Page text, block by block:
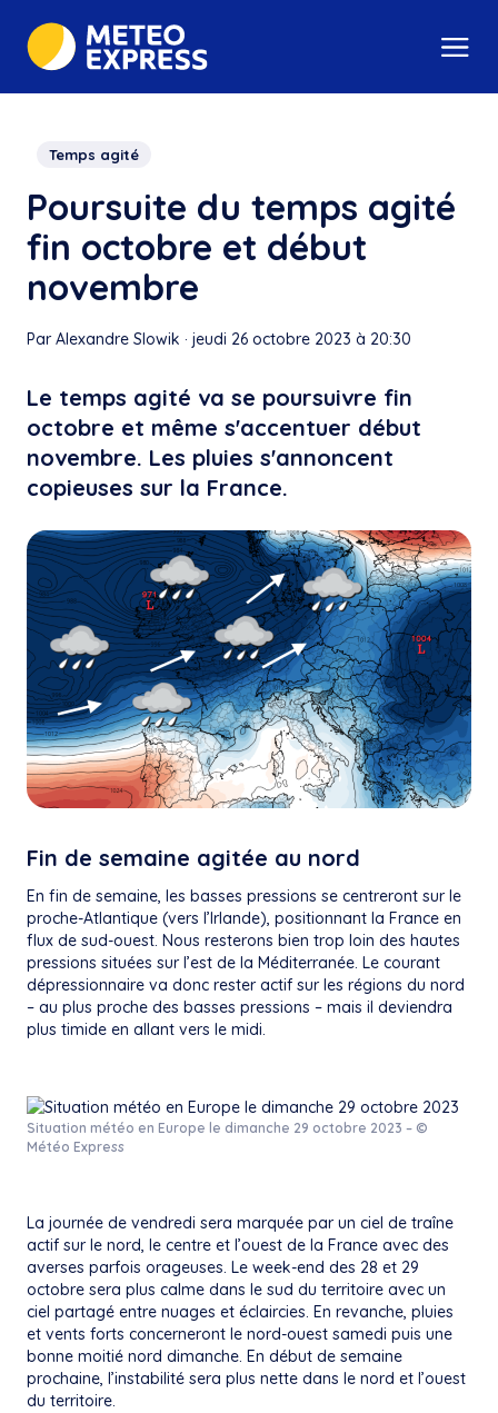
Temps agité
Poursuite du temps agité
fin octobre et début
novembre
Par Alexandre Slowik · jeudi 26 octobre 2023 à 20:30
Le temps agité va se poursuivre fin
octobre et même s'accentuer début
novembre. Les pluies s'annoncent
copieuses sur la France.
Fin de semaine agitée au nord
En fin de semaine, les basses pressions se centreront sur le
proche-Atlantique (vers l’Irlande), positionnant la France en
flux de sud-ouest. Nous resterons bien trop loin des hautes
pressions situées sur l’est de la Méditerranée. Le courant
dépressionnaire va donc rester actif sur les régions du nord
– au plus proche des basses pressions – mais il deviendra
plus timide en allant vers le midi.
Situation météo en Europe le dimanche 29 octobre 2023 – ©
Météo Express
La journée de vendredi sera marquée par un ciel de traîne
actif sur le nord, le centre et l’ouest de la France avec des
averses parfois orageuses. Le week-end des 28 et 29
octobre sera plus calme dans le sud du territoire avec un
ciel partagé entre nuages et éclaircies. En revanche, pluies
et vents forts concerneront le nord-ouest samedi puis une
bonne moitié nord dimanche. En début de semaine
prochaine, l’instabilité sera plus nette dans le nord et l’ouest
du territoire.